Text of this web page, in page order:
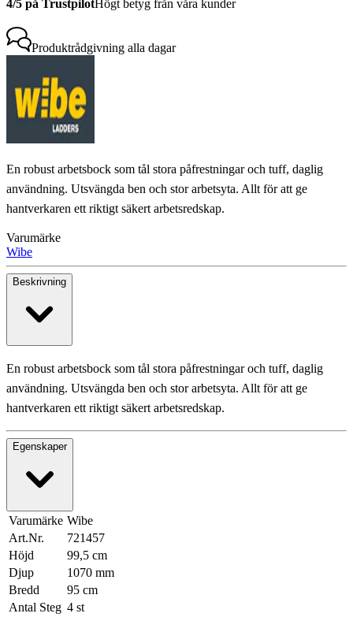
4/5 på TrustpilotHögt betyg från våra kunder
Produktrådgivning alla dagar
En robust arbetsbock som tål stora påfrestningar och tuff, daglig
användning. Utsvängda ben och stor arbetsyta. Allt för att ge
hantverkaren ett riktigt säkert arbetsredskap.
Varumärke
Wibe
Beskrivning
En robust arbetsbock som tål stora påfrestningar och tuff, daglig
användning. Utsvängda ben och stor arbetsyta. Allt för att ge
hantverkaren ett riktigt säkert arbetsredskap.
Egenskaper
Varumärke Wibe
Art.Nr.
721457
Höjd
99,5 cm
Djup
1070 mm
Bredd
95 cm
Antal Steg 4 st